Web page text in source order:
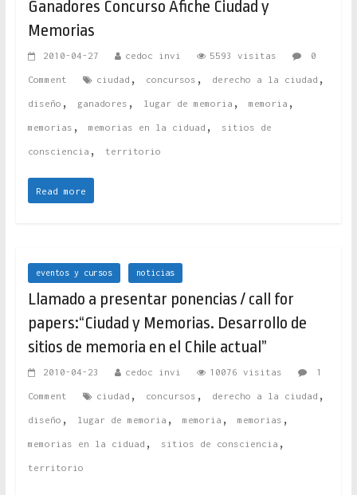
Ganadores Concurso Afiche Ciudad y
Memorias
2010-04-27 cedoc invi 5593 visitas 0
Comment ciudad , concursos , derecho a la ciudad ,
diseño , ganadores , lugar de memoria , memoria ,
memorias , memorias en la ciduad , sitios de
consciencia , territorio
Read more
eventos y cursos noticias
Llamado a presentar ponencias / call for
papers:“Ciudad y Memorias. Desarrollo de
sitios de memoria en el Chile actual”
2010-04-23 cedoc invi 10076 visitas 1
Comment ciudad , concursos , derecho a la ciudad ,
diseño , lugar de memoria , memoria , memorias ,
memorias en la ciduad , sitios de consciencia ,
territorio